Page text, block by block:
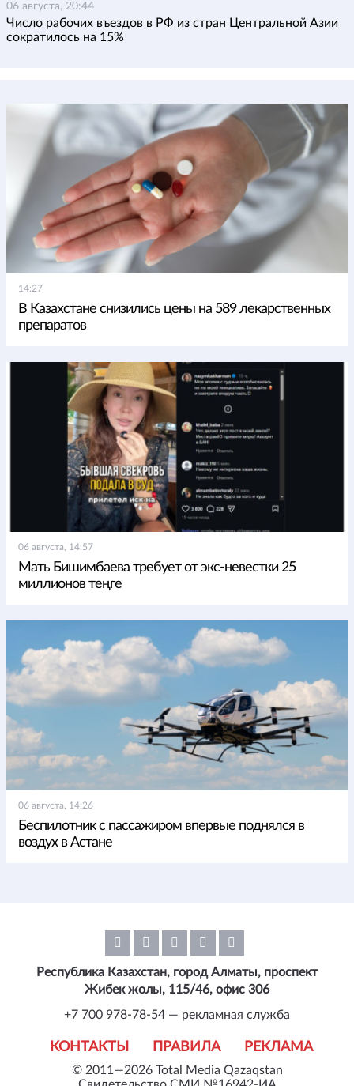
06 августа, 20:44
Число рабочих въездов в РФ из стран Центральной Азии
сократилось на 15%
14:27
В Казахстане снизились цены на 589 лекарственных
препаратов
06 августа, 14:57
Мать Бишимбаева требует от экс-невестки 25
миллионов теңге
06 августа, 14:26
Беспилотник с пассажиром впервые поднялся в
воздух в Астане
© 2011—2026 Total Media Qazaqstan
КОНТАКТЫ ПРАВИЛА РЕКЛАМА
Республика Казахстан, город Алматы, проспект
Жибек жолы, 115/46, офис 306
+7 700 978-78-54 — рекламная служба